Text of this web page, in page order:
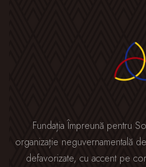
Fundația Împreună pentru
organizație neguvernamentală
defavorizate, cu accent pe